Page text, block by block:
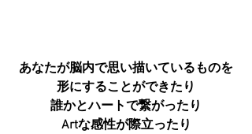
あなたが脳内で思い描いているものを
形にすることができたり
誰かとハートで繋がったり
Artな感性が際立ったり